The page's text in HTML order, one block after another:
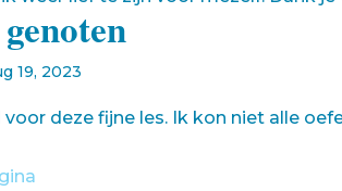
19, 2023
voor deze fijne les. Ik kon niet alle